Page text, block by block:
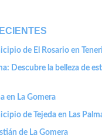
de El Rosario en
Descubre la belleza de
en La Gomera
de Tejeda en Las
de La Gomera